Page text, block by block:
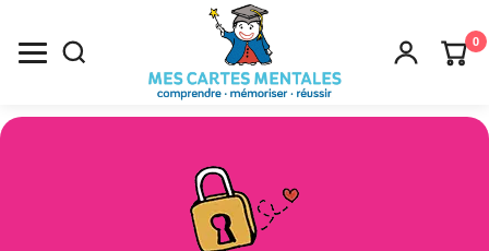
0
Recherche